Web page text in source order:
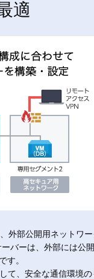
適
外部公開用ネットワー
バーは、外部には公
す。
て、安全な通信環境